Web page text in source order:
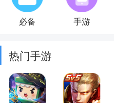
必备 手游
热门手游